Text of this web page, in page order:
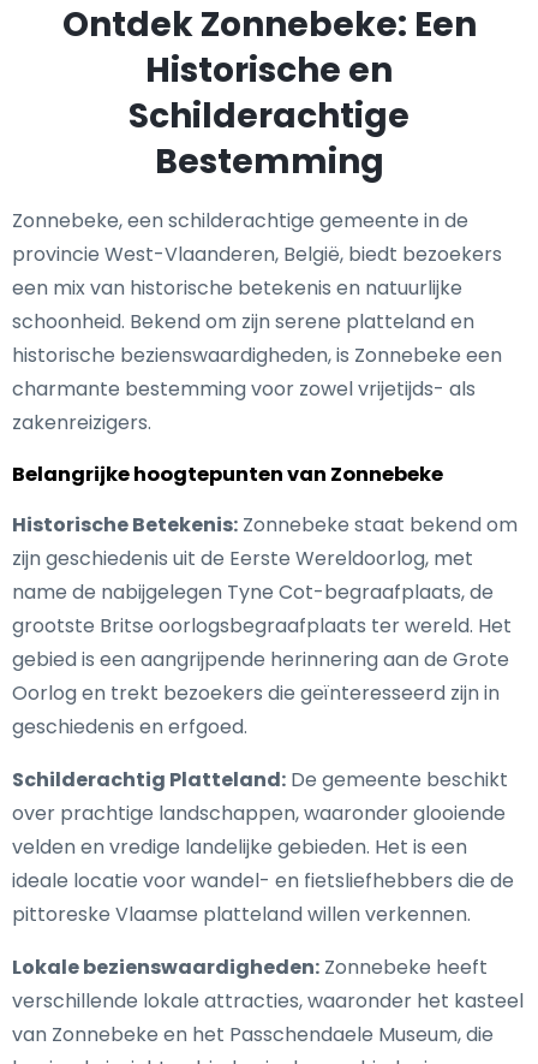
Ontdek Zonnebeke: Een
Historische en
Schilderachtige
Bestemming
Zonnebeke, een schilderachtige gemeente in de
provincie West-Vlaanderen, België, biedt bezoekers
een mix van historische betekenis en natuurlijke
schoonheid. Bekend om zijn serene platteland en
historische bezienswaardigheden, is Zonnebeke een
charmante bestemming voor zowel vrijetijds- als
zakenreizigers.
Belangrijke hoogtepunten van Zonnebeke
Historische Betekenis: Zonnebeke staat bekend om
zijn geschiedenis uit de Eerste Wereldoorlog, met
name de nabijgelegen Tyne Cot-begraafplaats, de
grootste Britse oorlogsbegraafplaats ter wereld. Het
gebied is een aangrijpende herinnering aan de Grote
Oorlog en trekt bezoekers die geïnteresseerd zijn in
geschiedenis en erfgoed.
Schilderachtig Platteland: De gemeente beschikt
over prachtige landschappen, waaronder glooiende
velden en vredige landelijke gebieden. Het is een
ideale locatie voor wandel- en fietsliefhebbers die de
pittoreske Vlaamse platteland willen verkennen.
Lokale bezienswaardigheden: Zonnebeke heeft
verschillende lokale attracties, waaronder het kasteel
van Zonnebeke en het Passchendaele Museum, die